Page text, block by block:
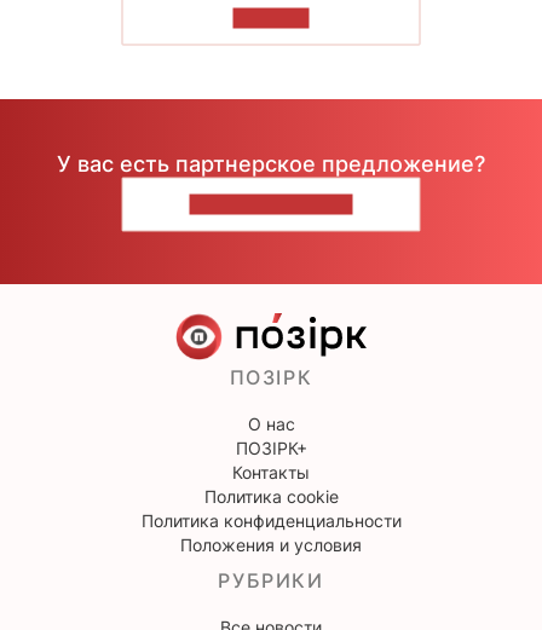
У вас есть партнерское предложение?
ПОЗІРК
О нас
ПОЗІРК+
Контакты
Политика cookie
Политика конфиденциальности
Положения и условия
РУБРИКИ